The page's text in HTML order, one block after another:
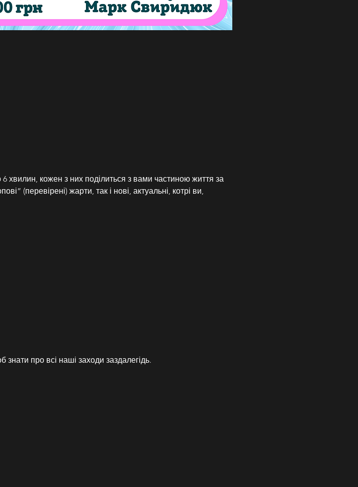
хвилин, кожен з них поділиться з вами частиною життя за
(перевірені) жарти, так і нові, актуальні, котрі ви,
про всі наші заходи заздалегідь.